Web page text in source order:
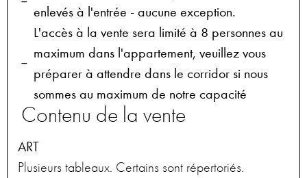
enlevés à l'entrée - aucune exception.
L'accès à la vente sera limité à 8 personnes au
maximum dans l'appartement, veuillez vous
préparer à attendre dans le corridor si nous
sommes au maximum de notre capacité
Contenu de la vente
ART
Plusieurs tableaux. Certains sont répertoriés.